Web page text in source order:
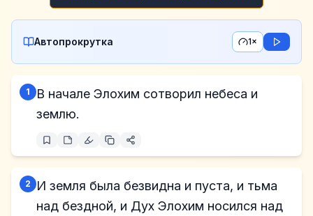
Автопрокрутка 1×
1
В начале Элохим сотворил небеса и
землю.
2
И земля была безвидна и пуста, и тьма
над бездной, и Дух Элохим носился над